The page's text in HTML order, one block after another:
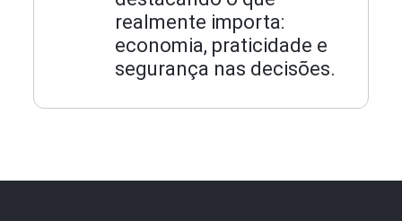
realmente importa:
economia, praticidade e
segurança nas decisões.